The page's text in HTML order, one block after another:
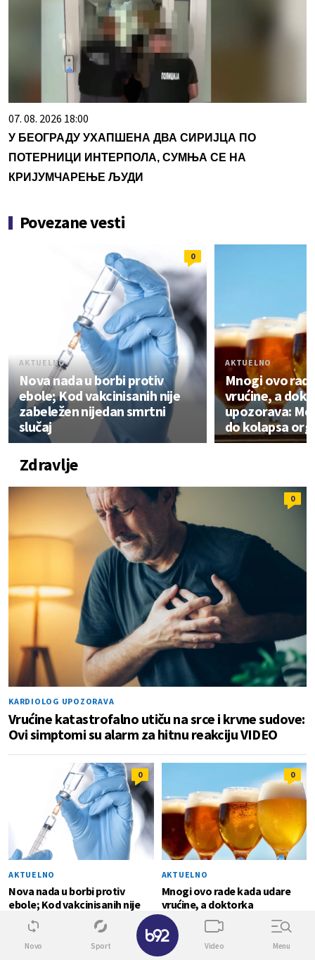
07. 08. 2026 18:00
У БЕОГРАДУ УХАПШЕНА ДВА СИРИЈЦА ПО
ПОТЕРНИЦИ ИНТЕРПОЛА, СУМЊА СЕ НА
КРИЈУМЧАРЕЊЕ ЉУДИ
Povezane vesti
0
AKTUELNO
Nova nada u borbi protiv
ebole; Kod vakcinisanih nije
zabeležen nijedan smrtni
slučaj
AKTUELNO
Mnogi ovo
vrućine, a
upozorava:
do kolapsa
Zdravlje
0
KARDIOLOG UPOZORAVA
Vrućine katastrofalno utiču na srce i krvne sudove:
Ovi simptomi su alarm za hitnu reakciju VIDEO
0
AKTUELNO
Nova nada u borbi protiv
ebole; Kod vakcinisanih nije
zabeležen nijedan smrtni
slučaj
0
AKTUELNO
Mnogi ovo rade kada udare
vrućine, a doktorka
upozorava: Može da dovede
do kolapsa organizma VIDEO
Novo Sport Video Menu
✕